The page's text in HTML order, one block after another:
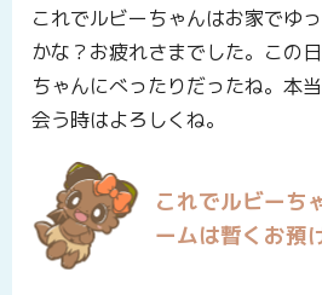
これでルビーちゃんはお家でゆ
かな？お疲れさまでした。この
ちゃんにべったりだったね。本
会う時はよろしくね。
これでルビーち
ームは暫くお預